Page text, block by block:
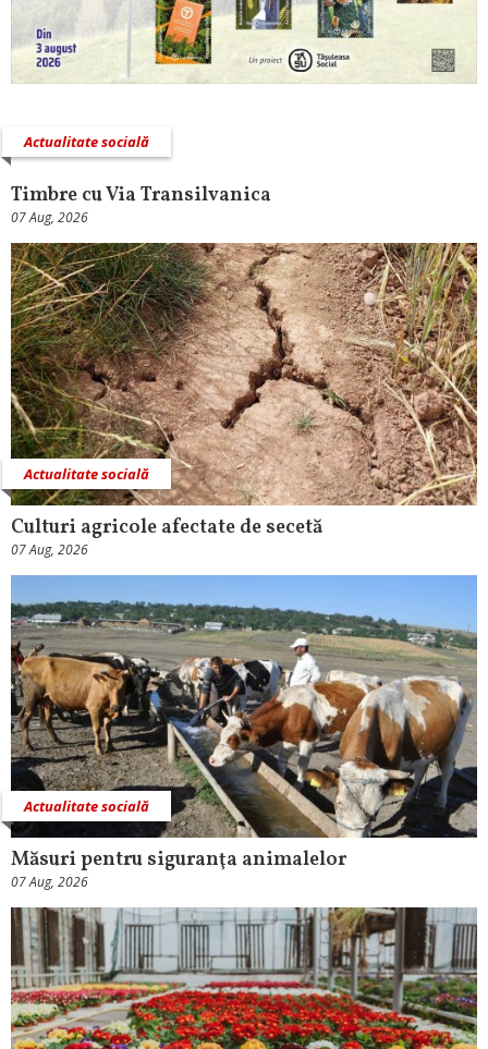
Actualitate socială
Timbre cu Via Transilvanica
07 Aug, 2026
Actualitate socială
Culturi agricole afectate de secetă
07 Aug, 2026
Actualitate socială
Măsuri pentru siguranţa animalelor
07 Aug, 2026